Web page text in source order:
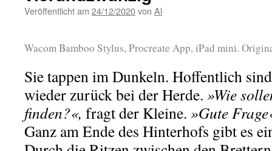
Veröffentlicht am 24/12/2020von Al
Wacom Bamboo Stylus, Procreate App, iPad mini.
Sie tappen im Dunkeln. Hoffentlich
wieder zurück bei der Herde. »Wie
finden?«, fragt der Kleine. »Gute
Ganz am Ende des Hinterhofs gibt es